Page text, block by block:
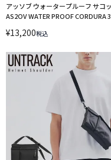
アッソブ ウォータープルーフ サコ
AS2OV WATER PROOF CORDURA
¥13,200税込